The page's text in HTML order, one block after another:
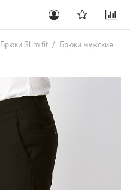
Брюки Slim fit / Брюки мужские